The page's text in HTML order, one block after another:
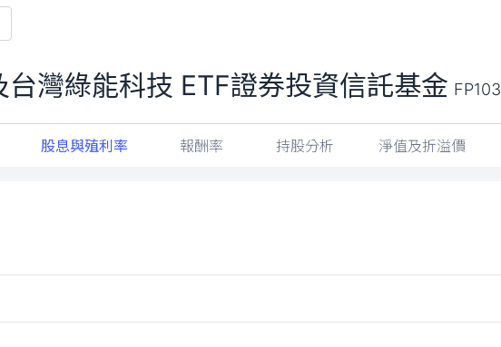
台灣綠能科技 ETF證券投資信託基金 FP103
股息與殖利率 報酬率 持股分析 淨值及折溢價